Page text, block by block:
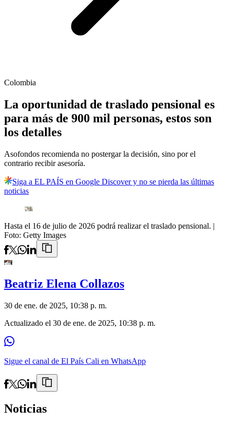
Colombia
La oportunidad de traslado pensional es
para más de 900 mil personas, estos son
los detalles
Asofondos recomienda no postergar la decisión, sino por el
contrario recibir asesoría.
Siga a EL PAÍS en Google Discover y no se pierda las últimas
noticias
Hasta el 16 de julio de 2026 podrá realizar el traslado pensional. |
Foto: Getty Images
Beatriz Elena Collazos
30 de ene. de 2025, 10:38 p. m.
Actualizado el 30 de ene. de 2025, 10:38 p. m.
Sigue el canal de El País Cali en WhatsApp
Noticias